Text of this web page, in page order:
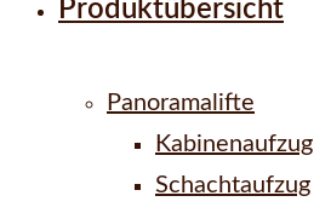
Produktübersicht
Panoramalifte
Kabinenaufzug
Schachtaufzug